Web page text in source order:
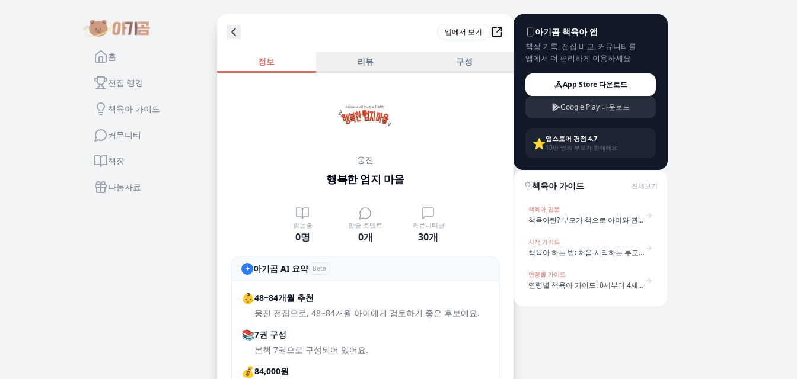
홈
전집 랭킹
책육아 가이드
커뮤니티
책장
나눔자료
앱에서 보기
정보 리뷰 구성
웅진
행복한 엄지 마을
읽는중
0명
한줄 코멘트
0개
커뮤니티글
30개
✦ 아기곰 AI 요약 Beta
👶48~84개월 추천
웅진 전집으로, 48~84개월 아이에게 검토하기 좋은 후보예요.
📚7권 구성
본책 7권으로 구성되어 있어요.
💰84,000원
아기곰 책육아 앱
책장 기록, 전집 비교, 커뮤니티를
앱에서 더 편리하게 이용하세요
App Store 다운로드
Google Play 다운로드
⭐앱스토어 평점 4.7
10만 명의 부모가 함께해요
책육아 가이드 전체보기
책육아 입문
책육아란? 부모가 책으로 아이와 관계를 만드는 방법
시작 가이드
책육아 하는 법: 처음 시작하는 부모를 위한 5단계
연령별 가이드
연령별 책육아 가이드: 0세부터 4세까지 어떻게 다를까?